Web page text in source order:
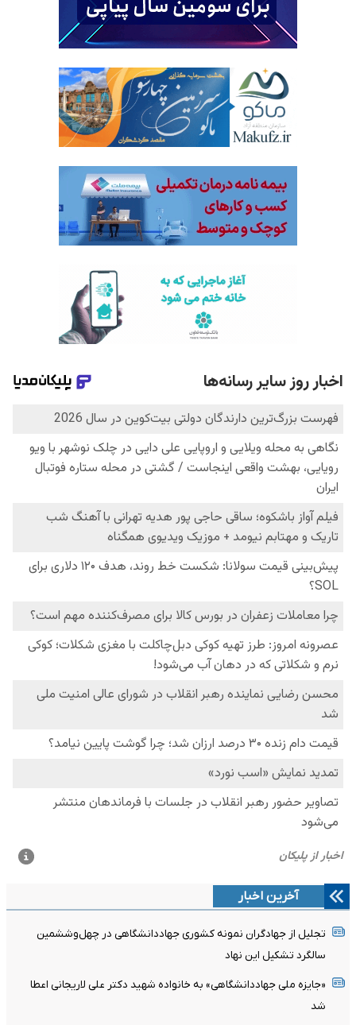
آخرین اخبار
تجلیل از جهادگران نمونه کشوری جهاددانشگاهی در چهل‌وششمین
سالگرد تشکیل این نهاد
«جایزه ملی جهاددانشگاهی» به خانواده شهید دکتر علی لاریجانی اعطا
شد